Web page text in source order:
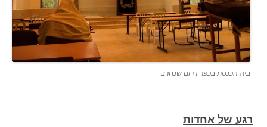
בית הכנסת בכפר דרום שנחרב
רגע של אחדות